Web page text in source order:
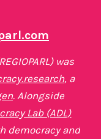
was
, a
. Alongside
Lab (ADL)
democracy and